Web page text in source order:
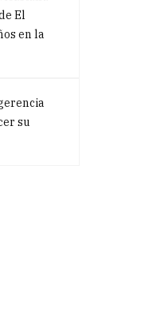
El
en la
su